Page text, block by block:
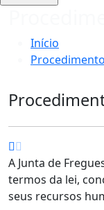
Início
A Junta de
termos da lei,
seus recursos